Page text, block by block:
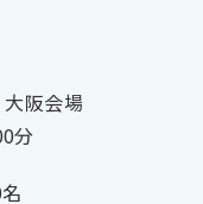
阪会場
分